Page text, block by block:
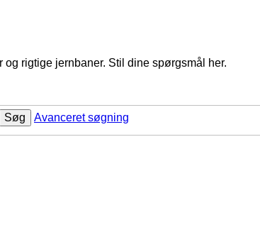
og rigtige jernbaner. Stil dine spørgsmål her.
Søg Avanceret søgning